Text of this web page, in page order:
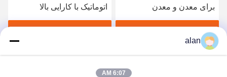
برای معدن و معدن
بهترین قیمت رو بدست بیار
اتوماتیک با کارایی بالا
0.2mm-1.2mm
alan
6:07 AM